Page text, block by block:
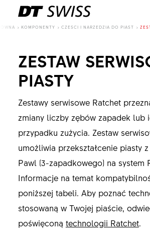
PL
KOMPONENTY CZESCI I NARZEDZIA DO PIAST
ZESTAW
PIASTY
Zestawy serwisowe Ratchet
zmiany liczby zębów zapadek lub
przypadku zużycia. Zestaw
umożliwia przekształcenie piasty
Pawl (3-zapadkowego) na system
Informacje na temat
poniższej tabeli. Aby poznać
stosowaną w Twojej piaście,
poświęconą technologii Ratchet.